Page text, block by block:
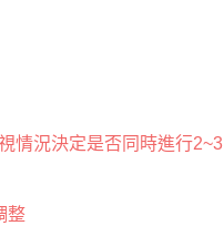
情況決定是否同時進行2~3
整